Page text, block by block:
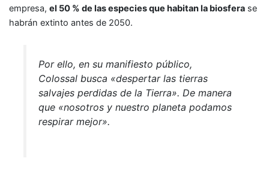
empresa, el 50 % de las especies que habitan la biosfera se
habrán extinto antes de 2050.
Por ello, en su manifiesto público,
Colossal busca «despertar las tierras
salvajes perdidas de la Tierra». De manera
que «nosotros y nuestro planeta podamos
respirar mejor».